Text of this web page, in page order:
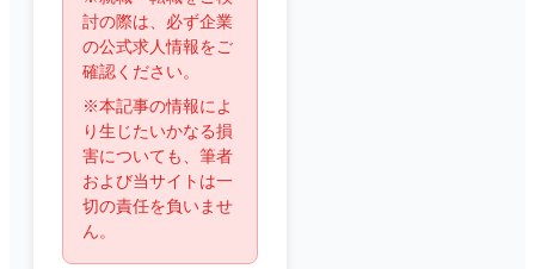
討の際は、必ず企業
の公式求人情報をご
確認ください。
※本記事の情報によ
り生じたいかなる損
害についても、筆者
および当サイトは一
切の責任を負いませ
ん。